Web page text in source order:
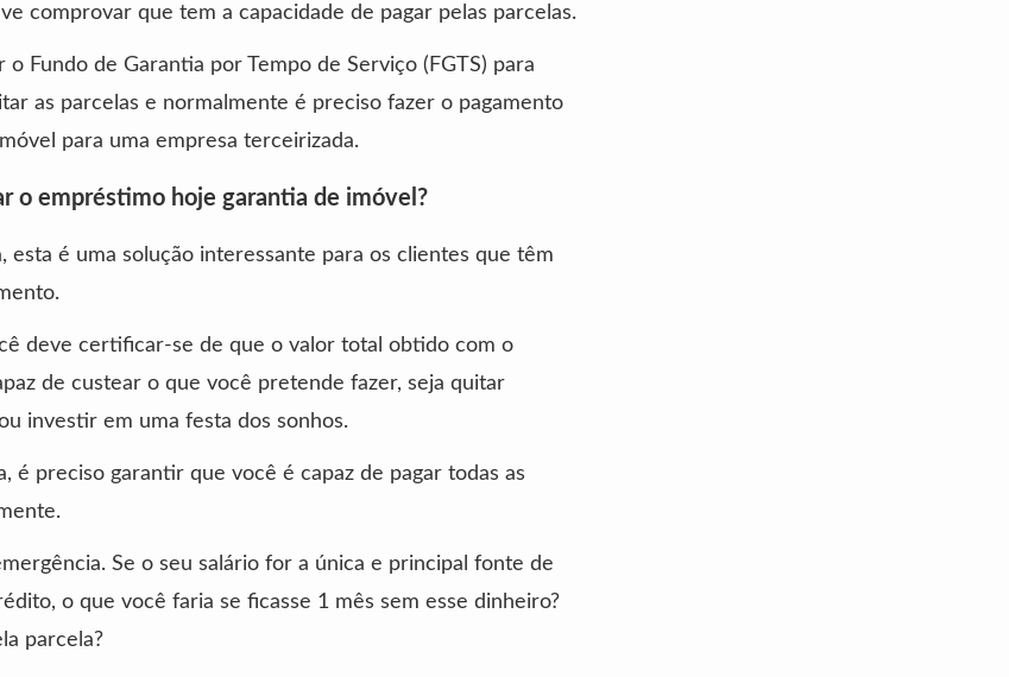
comprovar que tem a capacidade de pagar pelas parcelas.
o Fundo de Garantia por Tempo de Serviço (FGTS) para
as parcelas e normalmente é preciso fazer o pagamento
para uma empresa terceirizada.
o empréstimo hoje garantia de imóvel?
esta é uma solução interessante para os clientes que têm
deve certificar-se de que o valor total obtido com o
de custear o que você pretende fazer, seja quitar
investir em uma festa dos sonhos.
é preciso garantir que você é capaz de pagar todas as
Se o seu salário for a única e principal fonte de
o que você faria se ficasse 1 mês sem esse dinheiro?
parcela?